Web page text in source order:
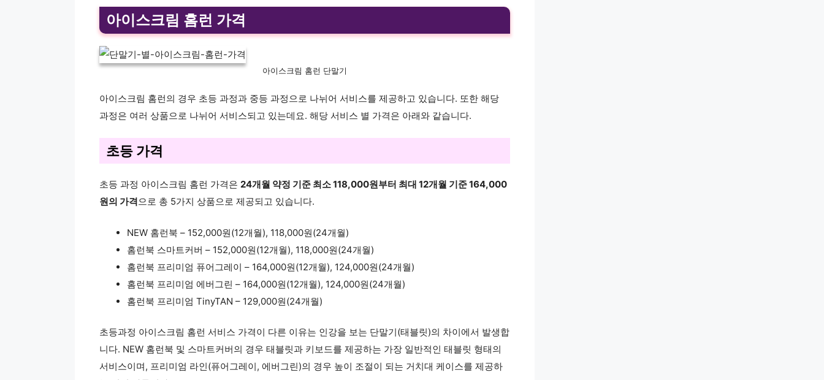
아이스크림 홈런 가격
아이스크림 홈런 단말기
아이스크림 홈런의 경우 초등 과정과 중등 과정으로 나뉘어 서비스를 제공하고 있습니다. 또한 해당
과정은 여러 상품으로 나뉘어 서비스되고 있는데요. 해당 서비스 별 가격은 아래와 같습니다.
초등 가격
초등 과정 아이스크림 홈런 가격은 24개월 약정 기준 최소 118,000원부터 최대 12개월 기준 164,000
원의 가격으로 총 5가지 상품으로 제공되고 있습니다.
NEW 홈런북 – 152,000원(12개월), 118,000원(24개월)
홈런북 스마트커버 – 152,000원(12개월), 118,000원(24개월)
홈런북 프리미엄 퓨어그레이 – 164,000원(12개월), 124,000원(24개월)
홈런북 프리미엄 에버그린 – 164,000원(12개월), 124,000원(24개월)
홈런북 프리미엄 TinyTAN – 129,000원(24개월)
초등과정 아이스크림 홈런 서비스 가격이 다른 이유는 인강을 보는 단말기(태블릿)의 차이에서 발생합
니다. NEW 홈런북 및 스마트커버의 경우 태블릿과 키보드를 제공하는 가장 일반적인 태블릿 형태의
서비스이며, 프리미엄 라인(퓨어그레이, 에버그린)의 경우 높이 조절이 되는 거치대 케이스를 제공하